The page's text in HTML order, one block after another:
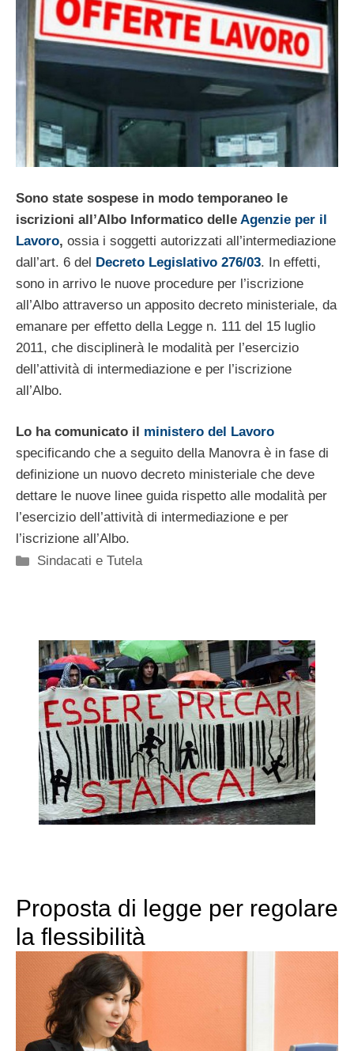
Sono state sospese in modo temporaneo le
iscrizioni all’Albo Informatico delle Agenzie per il
Lavoro, ossia i soggetti autorizzati all’intermediazione
dall’art. 6 del Decreto Legislativo 276/03. In effetti,
sono in arrivo le nuove procedure per l’iscrizione
all’Albo attraverso un apposito decreto ministeriale, da
emanare per effetto della Legge n. 111 del 15 luglio
2011, che disciplinerà le modalità per l’esercizio
dell’attività di intermediazione e per l’iscrizione
all’Albo.
Lo ha comunicato il ministero del Lavoro
specificando che a seguito della Manovra è in fase di
definizione un nuovo decreto ministeriale che deve
dettare le nuove linee guida rispetto alle modalità per
l’esercizio dell’attività di intermediazione e per
l’iscrizione all’Albo.
Categorie
Sindacati e Tutela
Proposta di legge per regolare
la flessibilità